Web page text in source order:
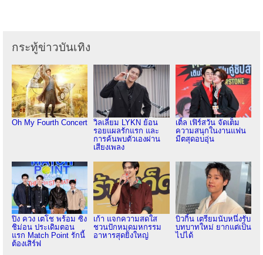
กระทู้ข่าวบันเทิง
Oh My Fourth Concert
วิลเลี่ยม LYKN ย้อน
รอยแผลรักแรก และ
การค้นพบตัวเองผ่าน
เสียงเพลง
เติ้ล เฟิร์สวัน จัดเต็ม
ความสนุกในงานแฟน
มีตสุดอบอุ่น
ปิง ควง เตโช พร้อม ซิง
ชิม่อน ประเดิมตอน
แรก Match Point รักนี้
ต้องเสิร์ฟ
เก้า แจกความสดใส
ชวนปักหมุดมหกรรม
อาหารสุดยิ่งใหญ่
บิวกิ้น เตรียมนับหนึ่งรับ
บทบาทใหม่ ยากแต่เป็น
ไปได้